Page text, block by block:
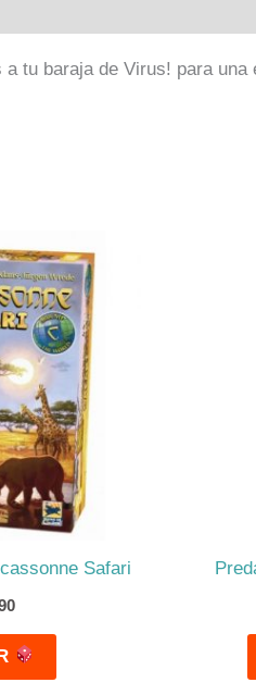
tu baraja de Virus! para una
Safari